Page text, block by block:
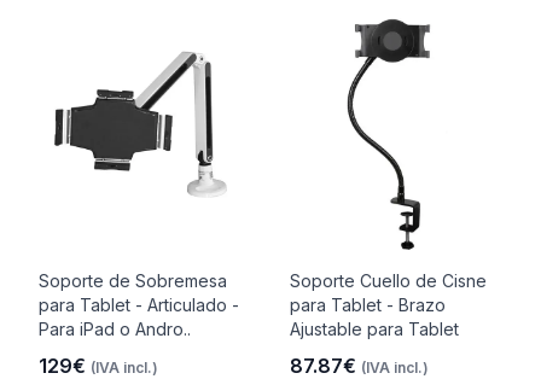
Soporte de Sobremesa
para Tablet - Articulado -
Para iPad o Andro..
129€ (IVA incl.)
Soporte Cuello de Cisne
para Tablet - Brazo
Ajustable para Tablet
87.87€ (IVA incl.)